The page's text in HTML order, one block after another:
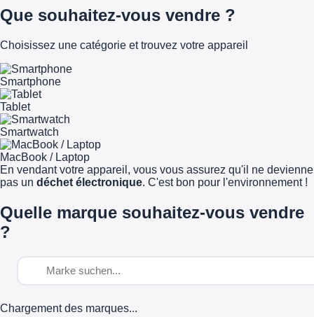
Que souhaitez-vous vendre ?
Choisissez une catégorie et trouvez votre appareil
Smartphone
Tablet
Smartwatch
MacBook / Laptop
En vendant votre appareil, vous vous assurez qu'il ne devienne
pas un déchet électronique. C'est bon pour l'environnement !
Quelle marque souhaitez-vous vendre
?
Chargement des marques...